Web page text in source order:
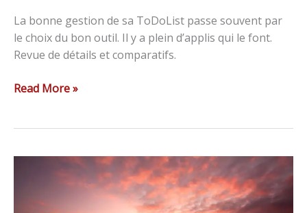
La bonne gestion de sa ToDoList passe souvent par
le choix du bon outil. Il y a plein d’applis qui le font.
Revue de détails et comparatifs.
Read More »
résolutions